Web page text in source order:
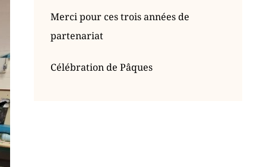
Merci pour ces trois années de
partenariat
Célébration de Pâques